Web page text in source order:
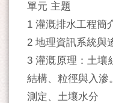
單元 主題
1 灌溉排水工程簡
2 地理資訊系統與
3 灌溉原理：土壤
結構、粒徑與入滲
測定、土壤水分